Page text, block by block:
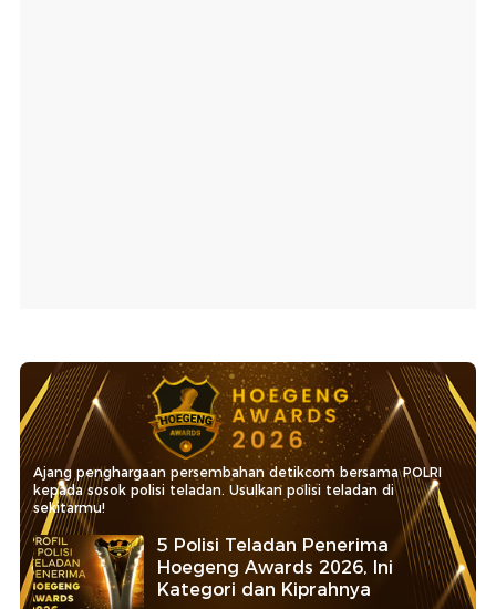
Ajang penghargaan persembahan detikcom bersama POLRI
kepada sosok polisi teladan. Usulkan polisi teladan di
sekitarmu!
5 Polisi Teladan Penerima
Hoegeng Awards 2026, Ini
Kategori dan Kiprahnya